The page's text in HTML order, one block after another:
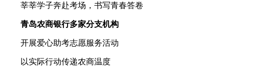
莘莘学子奔赴考场，书写青春答卷
青岛农商银行多家分支机构
开展爱心助考志愿服务活动
以实际行动传递农商温度